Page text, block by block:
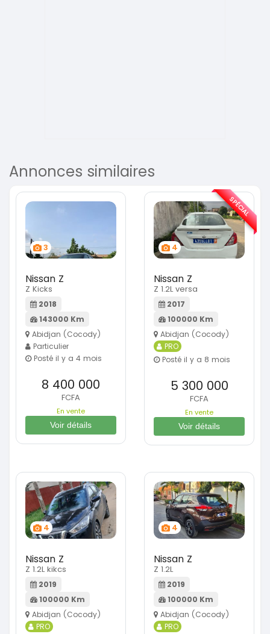
Annonces similaires
3
Nissan Z
Z Kicks
2018
143000 Km
Abidjan (Cocody)
Particulier
Posté il y a 4 mois
8 400 000
FCFA
En vente
Voir détails
4
Nissan Z
Z 1.2L versa
2017
100000 Km
Abidjan (Cocody)
PRO
Posté il y a 8 mois
5 300 000
FCFA
En vente
Voir détails
SPÉCIAL
4
Nissan Z
Z 1.2L kikcs
2019
100000 Km
Abidjan (Cocody)
PRO
4
Nissan Z
Z 1.2L
2019
100000 Km
Abidjan (Cocody)
PRO